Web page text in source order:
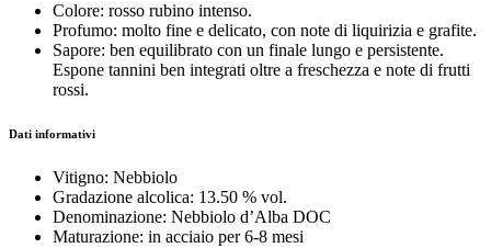
Colore: rosso rubino intenso.
Profumo: molto fine e delicato, con note di liquirizia e grafite.
Sapore: ben equilibrato con un finale lungo e persistente.
Espone tannini ben integrati oltre a freschezza e note di frutti
rossi.
Dati informativi
Vitigno: Nebbiolo
Gradazione alcolica: 13.50 % vol.
Denominazione: Nebbiolo d’Alba DOC
Maturazione: in acciaio per 6-8 mesi